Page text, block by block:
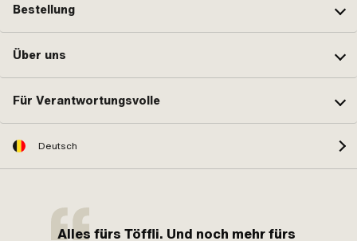
Bestellung
Über uns
Für Verantwortungsvolle
Deutsch
Alles fürs Töffli. Und noch mehr fürs